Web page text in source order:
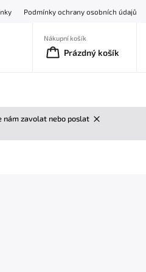
Podmínky ochrany osobních údajů
Nákupní košík
Prázdný košík
nám zavolat nebo poslat